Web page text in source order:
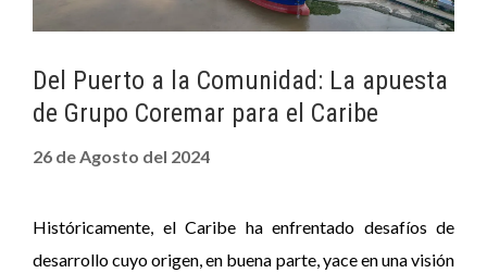
Del Puerto a la Comunidad: La apuesta
de Grupo Coremar para el Caribe
26 de Agosto del 2024
Históricamente, el Caribe ha enfrentado desafíos de
desarrollo cuyo origen, en buena parte, yace en una visión